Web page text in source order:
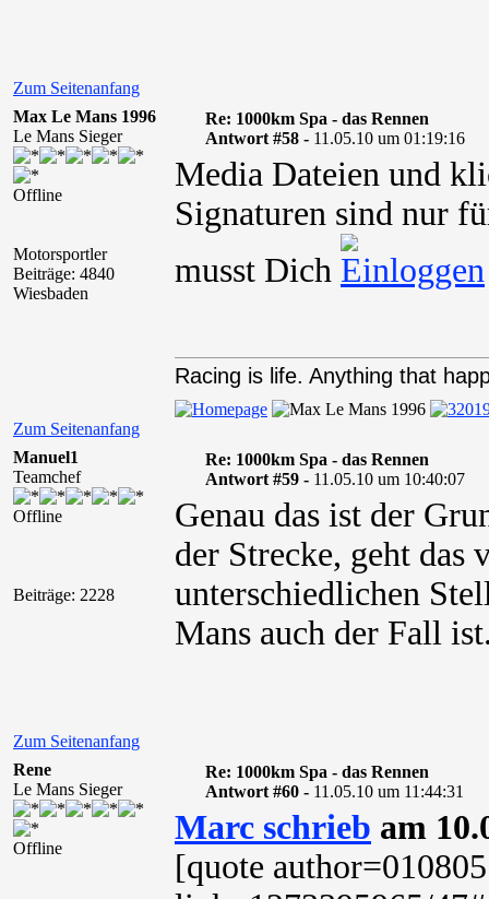
Zum Seitenanfang
Max Le Mans 1996
Le Mans Sieger
Offline
Motorsportler
Beiträge: 4840
Wiesbaden
Re: 1000km Spa - das Rennen
Antwort #58 - 11.05.10 um 01:19:16
Media Dateien und
Signaturen sind nur
musst Dich
Zum Seitenanfang
Racing is life. Anything that
Manuel1
Teamchef
Offline
Beiträge: 2228
Re: 1000km Spa - das Rennen
Antwort #59 - 11.05.10 um 10:40:07
Genau das ist der
der Strecke, geht das
unterschiedlichen
Mans auch der Fall
Zum Seitenanfang
Rene
Le Mans Sieger
Offline
Re: 1000km Spa - das Rennen
Antwort #60 - 11.05.10 um 11:44:31
Marc schrieb am
[quote